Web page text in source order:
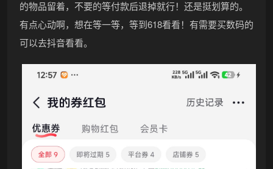
的物品留着，不要的等付款后退掉就行！还是挺划算的。
有点心动啊，想在等一等，等到618看看！有需要买数码的
可以去抖音看看。